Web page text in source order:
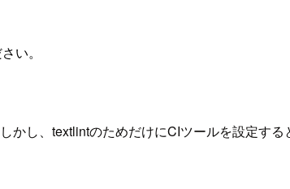
い。
し、textlintのためだけにCIツールを設定する